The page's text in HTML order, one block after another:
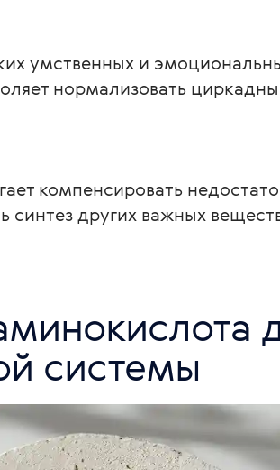
умственных и
нормализовать
компенсировать
синтез других важных
системы